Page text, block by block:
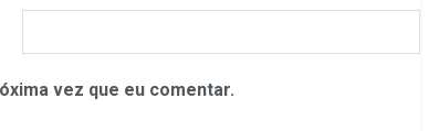
vez que eu comentar.